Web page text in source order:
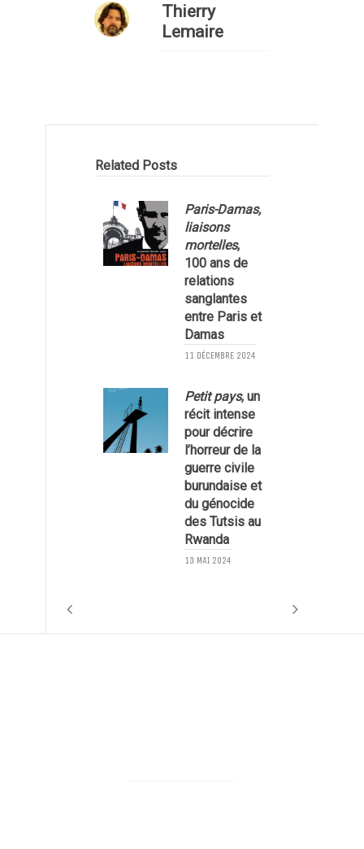
Thierry
Lemaire
Related Posts
Paris-Damas,
liaisons
mortelles,
100 ans de
relations
sanglantes
entre Paris et
Damas
11 DÉCEMBRE 2024
Petit pays, un
récit intense
pour décrire
l’horreur de la
guerre civile
burundaise et
du génocide
des Tutsis au
Rwanda
13 MAI 2024